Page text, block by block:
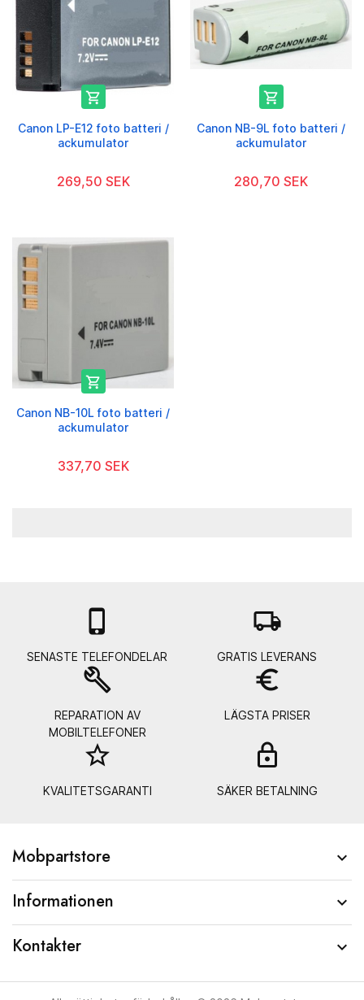

Canon LP-E12 foto batteri /
ackumulator
269,50 SEK

Canon NB-9L foto batteri /
ackumulator
280,70 SEK

Canon NB-10L foto batteri /
ackumulator
337,70 SEK

SENASTE TELEFONDELAR
local_shipping
GRATIS LEVERANS
build
REPARATION AV
MOBILTELEFONER
euro_symbol
LÄGSTA PRISER
star_border
KVALITETSGARANTI SÄKER BETALNING
Mobpartstore 
Informationen 
Kontakter 